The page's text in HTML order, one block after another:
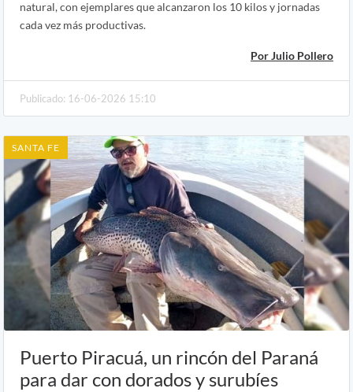
natural, con ejemplares que alcanzaron los 10 kilos y jornadas
cada vez más productivas.
Por Julio Pollero
Publicado: 16-06-2026 15:10
SANTA FE
Puerto Piracuá, un rincón del Paraná
para dar con dorados y surubíes